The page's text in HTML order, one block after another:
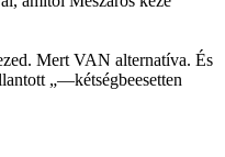
Mert VAN alternatíva. És
„—kétségbeesetten